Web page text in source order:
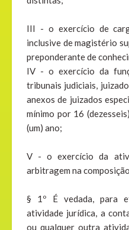
III - o exercício de
inclusive de magistério
preponderante de
IV - o exercício da
tribunais judiciais,
anexos de juizados
mínimo por 16
(um) ano;
V - o exercício da
arbitragem na
§ 1º É vedada, para
atividade jurídica, a
ou qualquer outra